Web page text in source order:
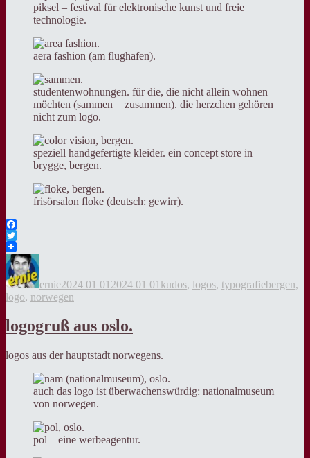
piksel – festival für elektronische kunst und freie
technologie.
aera fashion (am flughafen).
studentenwohnungen. für die, die nicht allein wohnen
möchten (sammen = zusammen). die herzchen gehören
nicht zum logo.
speziell handgefertigte kleider. ein concept store in
brygge, bergen.
frisörsalon floke (deutsch: gewirr).
Facebook
Twitter
ernie2024 01 01 2024 01 01 kudos, logos, typografiebergen,
logo, norwegen
logogruß aus oslo.
logos aus der hauptstadt norwegens.
auch das logo ist überwachenswürdig: nationalmuseum
von norwegen.
pol – eine werbeagentur.